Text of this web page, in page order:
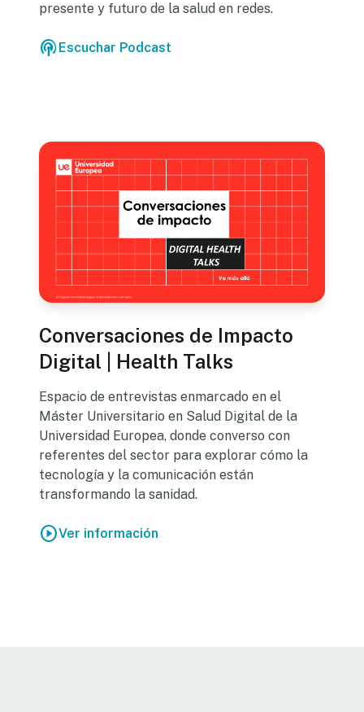
presente y futuro de la salud en redes.
podcastsEscuchar Podcast
Conversaciones de Impacto
Digital | Health Talks
Espacio de entrevistas enmarcado en el
Máster Universitario en Salud Digital de la
Universidad Europea, donde converso con
referentes del sector para explorar cómo la
tecnología y la comunicación están
transformando la sanidad.
play_circleVer información